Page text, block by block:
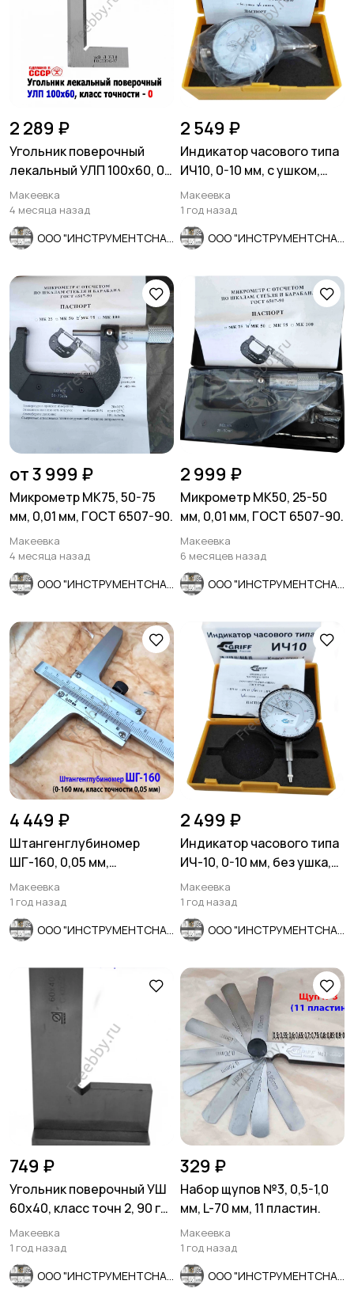
2 289 ₽
Угольник поверочный
лекальный УЛП 100х60, 0
кл точн, угол 90 гр, СССР.
Макеевка
4 месяца назад
2 549 ₽
Индикатор часового типа
ИЧ10, 0-10 мм, с ушком,
0,01 мм, класс 1.
Макеевка
1 год назад
от 3 999 ₽
Микрометр МК75, 50-75
мм, 0,01 мм, ГОСТ 6507-90.
Макеевка
4 месяца назад
2 999 ₽
Микрометр МК50, 25-50
мм, 0,01 мм, ГОСТ 6507-90.
Макеевка
6 месяцев назад
4 449 ₽
Штангенглубиномер
ШГ-160, 0,05 мм,
нониусный, ГОСТ 162-90,
СССР.
Макеевка
1 год назад
2 499 ₽
Индикатор часового типа
ИЧ-10, 0-10 мм, без ушка,
кл 1; 0,01 мм,
Макеевка
1 год назад
749 ₽
Угольник поверочный УШ
60х40, класс точн 2, 90 гр,
Эталон, Россия.
Макеевка
1 год назад
329 ₽
Набор щупов №3, 0,5-1,0
мм, L-70 мм, 11 пластин.
Макеевка
1 год назад